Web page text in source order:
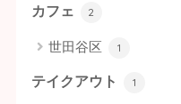
カフェ 2
世田谷区 1
テイクアウト 1